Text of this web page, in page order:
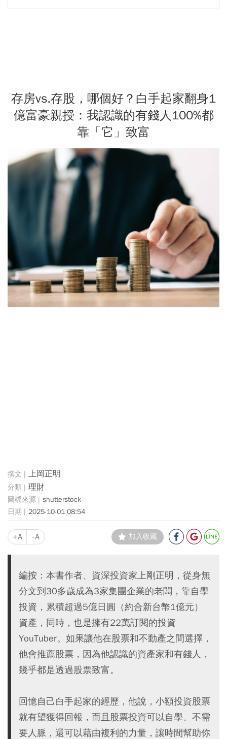
存房vs.存股，哪個好？白手起家翻身1
億富豪親授：我認識的有錢人100%都
靠「它」致富
上岡正明
理財
shutterstock
2025-10-01 08:54
+A -A 加入收藏
編按：本書作者、資深投資家上剛正明，從身無
分文到30多歲成為3家集團企業的老闆，靠自學
投資，累積超過5億日圓（約合新台幣1億元）
資產，同時，也是擁有22萬訂閱的投資
YouTuber。如果讓他在股票和不動產之間選擇，
他會推薦股票，因為他認識的資產家和有錢人，
幾乎都是透過股票致富。
回憶自己白手起家的經歷，他說，小額投資股票
就有望獲得回報，而且股票投資可以自學、不需
要人脈，還可以藉由複利的力量，讓時間幫助你